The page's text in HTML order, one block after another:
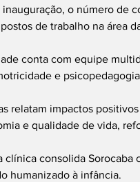
inauguração, o número de
de trabalho na área
conta com equipe
e
relatam impactos
e qualidade de vida,
clínica consolida
humanizado à infância.